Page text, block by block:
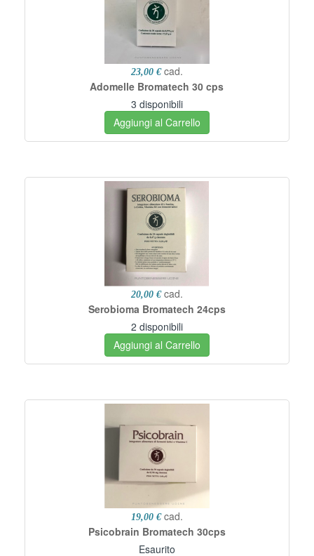
23,00 € cad.
Adomelle Bromatech 30 cps
3 disponibili
Aggiungi al Carrello
20,00 € cad.
Serobioma Bromatech 24cps
2 disponibili
Aggiungi al Carrello
19,00 € cad.
Psicobrain Bromatech 30cps
Esaurito